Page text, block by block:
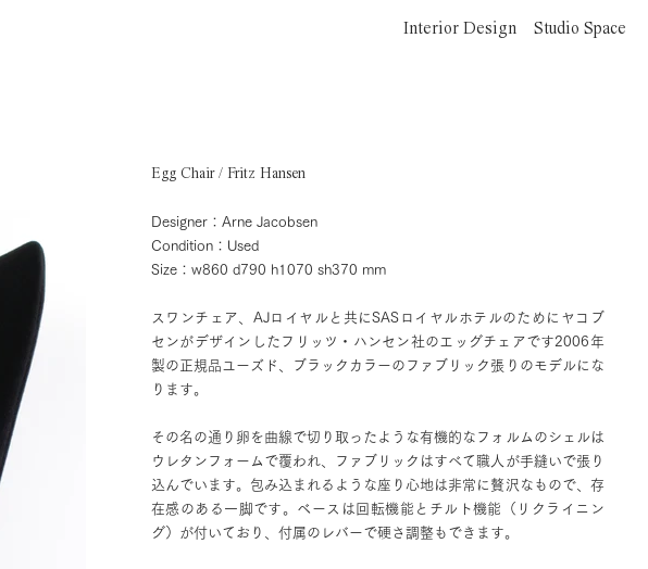
Interior Design Studio Space
Egg Chair / Fritz Hansen
Designer：Arne Jacobsen
Condition：Used
Size：w860 d790 h1070 sh370 mm
スワンチェア、AJロイヤルと共にSASロイヤルホテルのためにヤコブ
センがデザインしたフリッツ・ハンセン社のエッグチェアです2006年
製の正規品ユーズド、ブラックカラーのファブリック張りのモデルにな
ります。
その名の通り卵を曲線で切り取ったような有機的なフォルムのシェルは
ウレタンフォームで覆われ、ファブリックはすべて職人が手縫いで張り
込んでいます。包み込まれるような座り心地は非常に贅沢なもので、存
在感のある一脚です。ベースは回転機能とチルト機能（リクライニン
グ）が付いており、付属のレバーで硬さ調整もできます。